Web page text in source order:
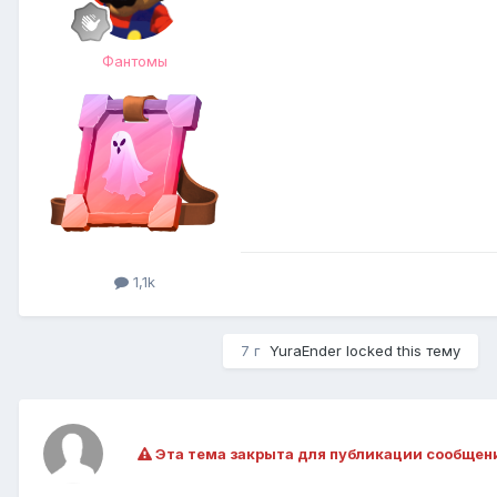
Фантомы
1,1k
7 г YuraEnder locked this тему
Эта тема закрыта для публикации